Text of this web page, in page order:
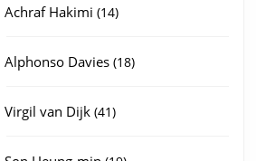
Achraf Hakimi 1414
Alphonso Davies 1818
Virgil van Dijk 4141